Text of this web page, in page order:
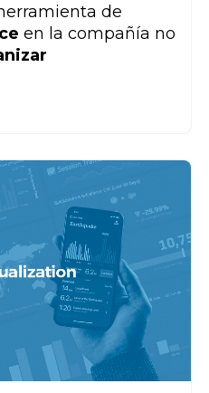
de
en la compañía no